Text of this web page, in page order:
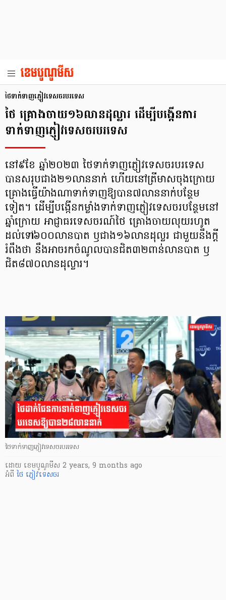
ថៃទាក់ទាញភ្ញៀវទេសចរបរទេស
ថៃ គ្រោងចាយ១៦លានដុល្លារ ដើម្បីបង្កើនការ
ទាក់ទាញភ្ញៀវទេសចរបរទេស
នៅ៩ខែ ឆ្នាំ២០២៣ ថៃទាក់ទាញភ្ញៀវទេសចរបរទេស
បានសរុបជាង២១លាននាក់ ហើយនៅត្រីមាសចុងក្រោយ
គ្រោងធ្វើយ៉ាងណាទាក់ទាញឱ្យបាន៧លាននាក់បន្ថែម
ទៀត។ ដើម្បីបង្កើនកម្លាំងទាក់ទាញភ្ញៀវទេសចរបន្ថែមនៅ
ឆ្នាំក្រោយ អាជ្ញាធរទេសចរណ៍ថៃ គ្រោងចាយលុយរហូត
ដល់ទៅ៦០០លានបាត ឫជាង១៦លានដុល្លរ ជាមួយនឹងក្តី
រំពឹងថា នឹងអាចរកចំណូលបានជិត៣២ពាន់លានបាត ឫ
ជិត៨៧០លានដុល្លារ។
ថៃទាក់ទាញភ្ញៀវទេសចរបរទេស
ដោយ ​ ខេមបូណូមីស 2 years, 9 months ago
អំពី ថៃ ភ្ញៀវទេសចរ